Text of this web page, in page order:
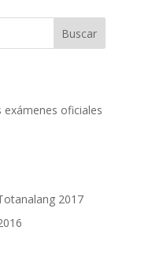
Buscar
exámenes oficiales
2017